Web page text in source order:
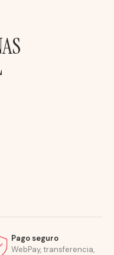
Pago seguro
WebPay, transferencia,